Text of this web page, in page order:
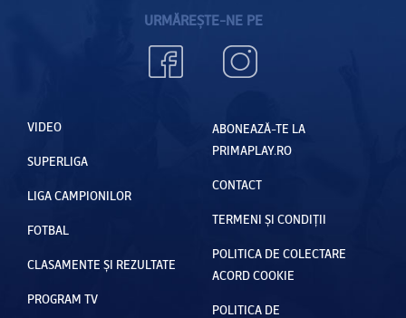
URMĂREȘTE-NE PE
VIDEO
SUPERLIGA
LIGA CAMPIONILOR
FOTBAL
CLASAMENTE ȘI REZULTATE
PROGRAM TV
ABONEAZĂ-TE LA
PRIMAPLAY.RO
CONTACT
TERMENI ȘI CONDIȚII
POLITICA DE COLECTARE
ACORD COOKIE
POLITICA DE